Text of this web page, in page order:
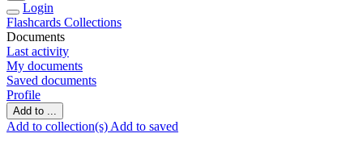
Login
Flashcards Collections
Documents
Last activity
My documents
Saved documents
Profile
Add to ...
Add to collection(s) Add to saved